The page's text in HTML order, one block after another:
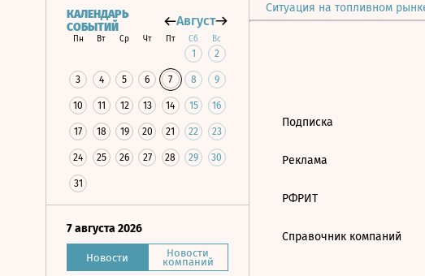
Ситуация на топливном
КАЛЕНДАРЬ
СОБЫТИЙ
Август
Пн Вт Ср Чт Пт Сб Вс
1 2
3 4 5 6 7 8 9
10 11 12 13 14 15 16
17 18 19 20 21 22 23
24 25 26 27 28 29 30
31
7 августа 2026
Новости Новости
компаний
Подписка
Реклама
РФРИТ
Справочник компаний